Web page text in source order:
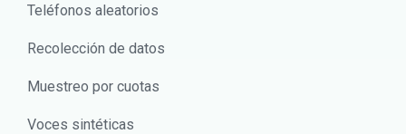
Teléfonos aleatorios
Recolección de datos
Muestreo por cuotas
Voces sintéticas